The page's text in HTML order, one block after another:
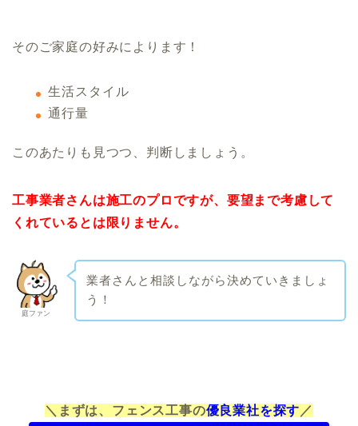
そのご家庭の好みによります！
生活スタイル
通行量
このあたりも見つつ、判断しましょう。
工事業者さんは施工のプロですが、要望まで考慮して
くれているとは限りません。
庭ファン
業者さんと相談しながら決めていきましょ
う！
＼まずは、フェンス工事の優良業社を探す ／